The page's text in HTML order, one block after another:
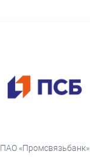
ПАО «Промсвязьбанк»